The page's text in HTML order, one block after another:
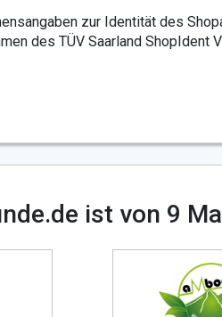
zur Identität des
des TÜV Saarland ShopIdent
ist von 9